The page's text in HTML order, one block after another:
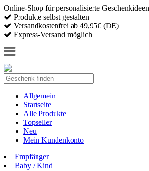
Online-Shop für personalisierte Geschenkideen
Produkte selbst gestalten
Versandkostenfrei ab 49,95€ (DE)
Express-Versand möglich
Allgemein
Startseite
Alle Produkte
Topseller
Neu
Mein Kundenkonto
Empfänger
Baby / Kind